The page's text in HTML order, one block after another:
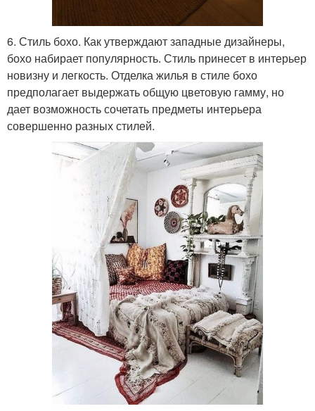
6. Стиль бохо. Как утверждают западные дизайнеры,
бохо набирает популярность. Стиль принесет в интерьер
новизну и легкость. Отделка жилья в стиле бохо
предполагает выдержать общую цветовую гамму, но
дает возможность сочетать предметы интерьера
совершенно разных стилей.